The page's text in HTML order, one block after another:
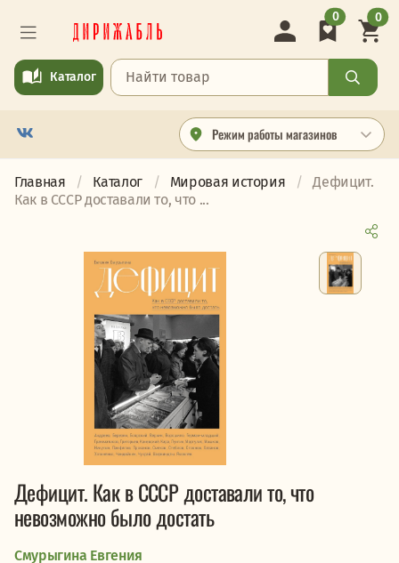
Режим работы магазинов
Каталог
0 0
Главная Каталог Мировая история
Дефицит.
Как в СССР доставали то, что ...
Дефицит. Как в СССР доставали то, что
невозможно было достать
Смурыгина Евгения